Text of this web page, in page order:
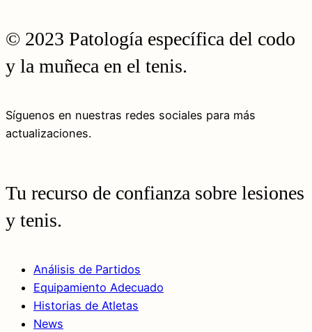
© 2023 Patología específica del codo
y la muñeca en el tenis.
Síguenos en nuestras redes sociales para más
actualizaciones.
Tu recurso de confianza sobre lesiones
y tenis.
Análisis de Partidos
Equipamiento Adecuado
Historias de Atletas
News